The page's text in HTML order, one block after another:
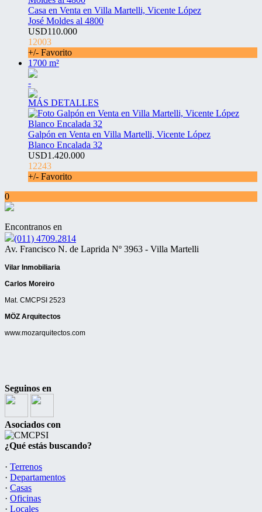
Casa en Venta en Villa Martelli, Vicente López
José Moldes al 4800
USD110.000
12003
+/- Favorito
1700 m²
-
MÁS DETALLES
Galpón en Venta en Villa Martelli, Vicente López
Blanco Encalada 32
USD1.420.000
12243
+/- Favorito
0
Encontranos en
(011) 4709.2814
Av. Francisco N. de Laprida Nº 3963 - Villa Martelli
Vilar Inmobiliaria
Carlos Moreiro
Mat. CMCPSI 2523
MÖZ Arquitectos
www.mozarquitectos.com
Seguinos en
Asociados con
¿Qué estás buscando?
· Terrenos
· Departamentos
· Casas
· Oficinas
· Locales